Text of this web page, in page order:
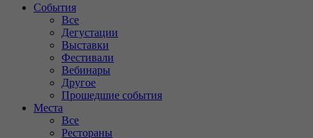
События
Все
Дегустации
Выставки
Фестивали
Вебинары
Другое
Прошедшие события
Места
Все
Рестораны